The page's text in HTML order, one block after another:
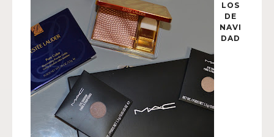
LOS
DE
NAVI
DAD